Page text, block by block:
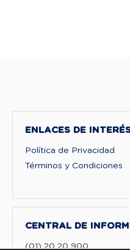
ENLACES DE
Política de Privacidad
Términos y Condiciones
CENTRAL DE
(01) 20 20 900